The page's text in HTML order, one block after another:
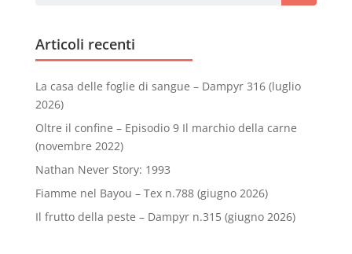
Articoli recenti
La casa delle foglie di sangue – Dampyr 316 (luglio
2026)
Oltre il confine – Episodio 9 Il marchio della carne
(novembre 2022)
Nathan Never Story: 1993
Fiamme nel Bayou – Tex n.788 (giugno 2026)
Il frutto della peste – Dampyr n.315 (giugno 2026)